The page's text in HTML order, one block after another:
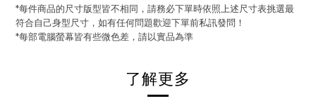
*每件商品的尺寸版型皆不相同，請務必下單時依照上述尺寸表挑選最
符合自己身型尺寸，如有任何問題歡迎下單前私訊發問！
*每部電腦螢幕皆有些微色差，請以實品為準
了解更多